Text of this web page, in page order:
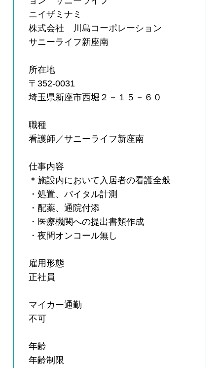
ニイザミナミ
株式会社 川島コーポレーション
サニーライフ新座南
所在地
〒352-0031
埼玉県新座市西堀２－１５－６０
職種
看護師／サニーライフ新座南
仕事内容
＊施設内において入居者の看護全般
・処置、バイタル計測
・配薬、通院付添
・医療機関への提出書類作成
・夜間オンコール無し
雇用形態
正社員
マイカー通勤
不可
年齢
年齢制限